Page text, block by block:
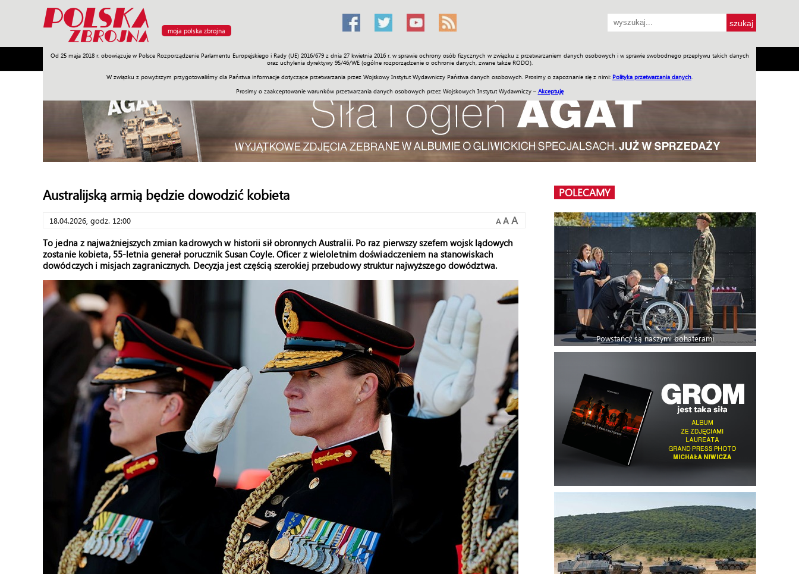
moja polska zbrojna
Od 25 maja 2018 r. obowiązuje w Polsce Rozporządzenie Parlamentu Europejskiego i Rady (UE) 2016/679 z dnia 27 kwietnia 2016 r. w sprawie ochrony osób fizycznych w związku z przetwarzaniem danych osobowych i w sprawie swobodnego przepływu takich danych
oraz uchylenia dyrektywy 95/46/WE (ogólne rozporządzenie o ochronie danych, zwane także RODO).
W związku z powyższym przygotowaliśmy dla Państwa informacje dotyczące przetwarzania przez Wojskowy Instytut Wydawniczy Państwa danych osobowych. Prosimy o zapoznanie się z nimi: Polityka przetwarzania danych
Prosimy o zaakceptowanie warunków przetwarzania danych osobowych przez Wojskowych Instytut Wydawniczy – Akceptuję
Armia Poligon Sprzęt Misje Polityka Prawo Świat Społeczność Sport Historia Galerie Wideo ENGLISH SKLEP Jednodniówki Praca w WIW
Australijską armią będzie dowodzić kobieta
18.04.2026, godz. 12:00 A A A
To jedna z najważniejszych zmian kadrowych w historii sił obronnych Australii. Po raz pierwszy szefem wojsk lądowych
zostanie kobieta, 55-letnia generał porucznik Susan Coyle. Oficer z wieloletnim doświadczeniem na stanowiskach
dowódczych i misjach zagranicznych. Decyzja jest częścią szerokiej przebudowy struktur najwyższego dowództwa.
POLECAMY
Powstańcy są naszymi bohaterami